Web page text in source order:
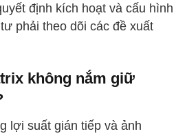
định kích hoạt và cấu hình
phải theo dõi các đề xuất
không nắm giữ
lợi suất gián tiếp và ảnh